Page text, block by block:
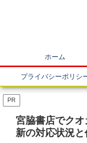
ホーム
プライバシーポリシ
PR
宮脇書店でク
新の対応状況